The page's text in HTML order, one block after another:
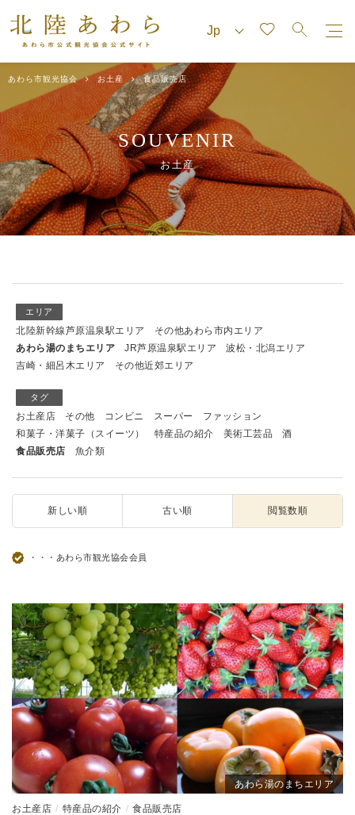
あわら市観光協会 お土産 食品販売店
SOUVENIR
お土産
エリア
北陸新幹線芦原温泉駅エリア
その他あわら市内エリア
あわら湯のまちエリア
JR芦原温泉駅エリア
波松・北潟エリア
吉崎・細呂木エリア
その他近郊エリア
タグ
お土産店 その他 コンビニ スーパー
ファッション
和菓子・洋菓子（スイーツ）
特産品の紹介 美術工芸品
酒
食品販売店
魚介類
新しい順 古い順 閲覧数順
・・・あわら市観光協会会員
あわら湯のまちエリア
お土産店 特産品の紹介 食品販売店